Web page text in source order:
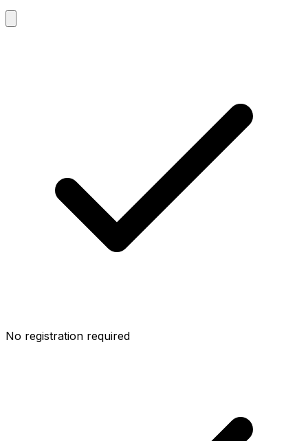
No registration required